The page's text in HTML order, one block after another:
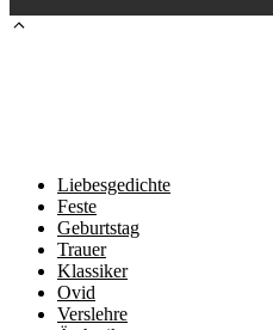
Liebesgedichte
Feste
Geburtstag
Trauer
Klassiker
Ovid
Verslehre